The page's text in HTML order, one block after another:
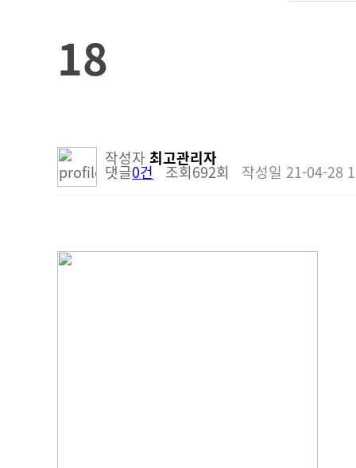
18
작성자 최고관리자
댓글0건 조회692회 작성일 21-04-28